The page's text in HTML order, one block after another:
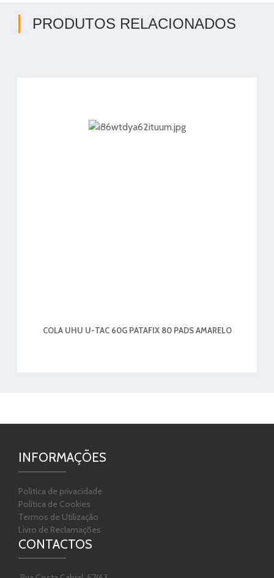
PRODUTOS RELACIONADOS
COLA UHU U-TAC 60G PATAFIX 80 PADS AMARELO
INFORMAÇÕES
Politica de privacidade
Política de Cookies
Termos de Utilização
Livro de Reclamações
CONTACTOS